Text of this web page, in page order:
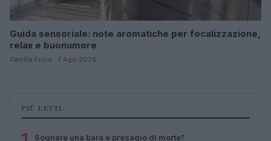
Guida sensoriale: note aromatiche per focalizzazione,
relax e buonumore
Camilla Fiore · 7 Ago 2026
PIÙ LETTI
Sognare una bara è presagio di morte?